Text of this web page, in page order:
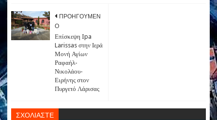
ΠΡΟΗΓΟΥΜΕΝ
Ο
Επίσκεψη Ipa
Larissas στην Ιερά
Μονή Αγίων
Ραφαήλ-
Νικολάου-
Ειρήνης στον
Πυργετό Λάρισας
ΣΧΟΛΙΑΣΤΕ